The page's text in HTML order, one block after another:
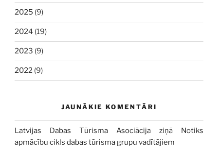
2025 (9)
2024 (19)
2023 (9)
2022 (9)
JAUNĀKIE KOMENTĀRI
Latvijas Dabas Tūrisma Asociācija ziņā Notiks
apmācību cikls dabas tūrisma grupu vadītājiem